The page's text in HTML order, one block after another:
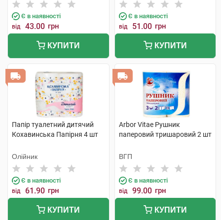
Є в наявності
від 43.00 грн
КУПИТИ
Є в наявності
від 51.00 грн
КУПИТИ
Папір туалетний дитячий
Кохавинська Папірня 4 шт
Олійник
Є в наявності
від 61.90 грн
КУПИТИ
Arbor Vitae Рушник
паперовий тришаровий 2 шт
ВГП
Є в наявності
від 99.00 грн
КУПИТИ